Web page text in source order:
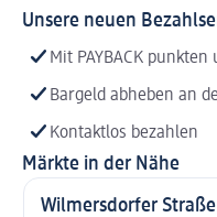
Unsere neuen
Mit PAYBACK
Bargeld abheben an
Kontaktlos bezahlen
Märkte in der Nähe
Wilmersdorfer Straße